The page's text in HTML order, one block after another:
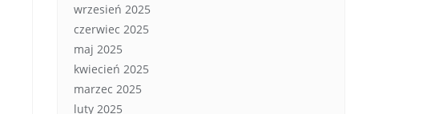
wrzesień 2025
czerwiec 2025
maj 2025
kwiecień 2025
marzec 2025
luty 2025